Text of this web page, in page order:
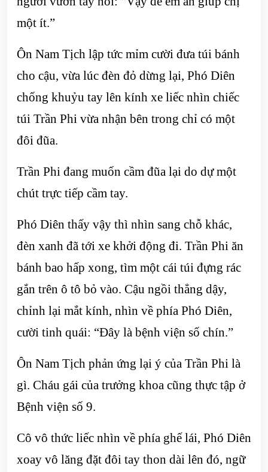
một ít.”
Ôn Nam Tịch lập tức mỉm cười đưa túi bánh
cho cậu, vừa lúc đèn đỏ dừng lại, Phó Diên
chống khuỷu tay lên kính xe liếc nhìn chiếc
túi Trần Phi vừa nhận bên trong chỉ có một
đôi đũa.
Trần Phi đang muốn cầm đũa lại do dự một
chút trực tiếp cầm tay.
Phó Diên thấy vậy thì nhìn sang chỗ khác,
đèn xanh đã tới xe khởi động đi. Trần Phi ăn
bánh bao hấp xong, tìm một cái túi đựng rác
gắn trên ô tô bỏ vào. Cậu ngồi thẳng dậy,
chỉnh lại mắt kính, nhìn về phía Phó Diên,
cười tinh quái: “Đây là bệnh viện số chín.”
Ôn Nam Tịch phản ứng lại ý của Trần Phi là
gì. Cháu gái của trưởng khoa cũng thực tập ở
Bệnh viện số 9.
Cô vô thức liếc nhìn về phía ghế lái, Phó Diên
xoay vô lăng đặt đôi tay thon dài lên đó, ngữ